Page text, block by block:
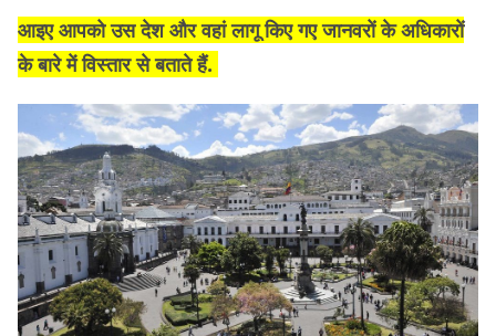
आइए आपको उस देश और वहां लागू किए गए जानवरों के अधिकारों
के बारे में विस्तार से बताते हैं.